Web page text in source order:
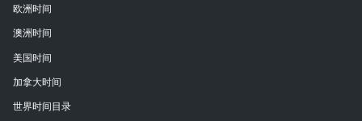
欧洲时间
澳洲时间
美国时间
加拿大时间
世界时间目录